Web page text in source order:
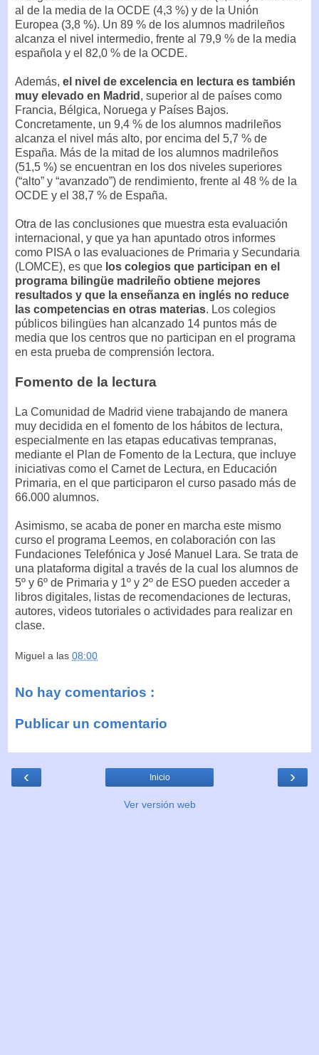
al de la media de la OCDE (4,3 %) y de la Unión
Europea (3,8 %). Un 89 % de los alumnos madrileños
alcanza el nivel intermedio, frente al 79,9 % de la media
española y el 82,0 % de la OCDE.
Además, el nivel de excelencia en lectura es también
muy elevado en Madrid , superior al de países como
Francia, Bélgica, Noruega y Países Bajos.
Concretamente, un 9,4 % de los alumnos madrileños
alcanza el nivel más alto, por encima del 5,7 % de
España. Más de la mitad de los alumnos madrileños
(51,5 %) se encuentran en los dos niveles superiores
(“alto” y “avanzado”) de rendimiento, frente al 48 % de la
OCDE y el 38,7 % de España.
Otra de las conclusiones que muestra esta evaluación
internacional, y que ya han apuntado otros informes
como PISA o las evaluaciones de Primaria y Secundaria
(LOMCE), es que los colegios que participan en el
programa bilingüe madrileño obtiene mejores
resultados y que la enseñanza en inglés no reduce
las competencias en otras materias. Los colegios
públicos bilingües han alcanzado 14 puntos más de
media que los centros que no participan en el programa
en esta prueba de comprensión lectora.
Fomento de la lectura
La Comunidad de Madrid viene trabajando de manera
muy decidida en el fomento de los hábitos de lectura,
especialmente en las etapas educativas tempranas,
mediante el Plan de Fomento de la Lectura, que incluye
iniciativas como el Carnet de Lectura, en Educación
Primaria, en el que participaron el curso pasado más de
66.000 alumnos.
Asimismo, se acaba de poner en marcha este mismo
curso el programa Leemos, en colaboración con las
Fundaciones Telefónica y José Manuel Lara. Se trata de
una plataforma digital a través de la cual los alumnos de
5º y 6º de Primaria y 1º y 2º de ESO pueden acceder a
libros digitales, listas de recomendaciones de lecturas,
autores, videos tutoriales o actividades para realizar en
clase.
Miguel a las 08:00
No hay comentarios :
Publicar un comentario
‹ ›
Inicio
Ver versión web